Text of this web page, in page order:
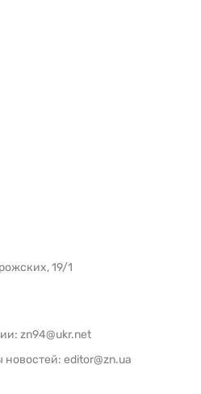
19/1
zn94@ukr.net
новостей: editor@zn.ua